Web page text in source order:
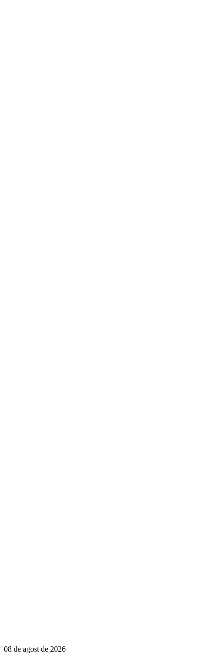
08 de agost de 2026